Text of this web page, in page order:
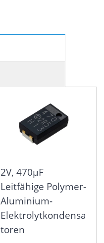
2V, 470μF
Leitfähige Polymer-
Aluminium-
Elektrolytkondensa
Toren